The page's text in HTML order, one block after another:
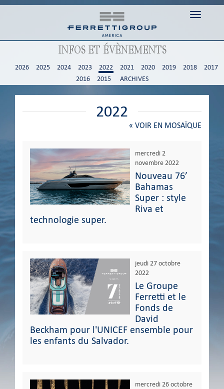
Toggle
INFOS ET ÉVÈNEMENTS
2026 2025 2024 2023 2022 2021 2020 2019 2018
2017
2016
2015 ARCHIVES
2022
« VOIR EN MOSAÏQUE
mercredi 2
novembre 2022
Nouveau 76’
Bahamas
Super : style
Riva et
technologie super.
jeudi 27 octobre
2022
Le Groupe
Ferretti et le
Fonds de
David
Beckham pour l'UNICEF ensemble pour
les enfants du Salvador.
mercredi 26 octobre